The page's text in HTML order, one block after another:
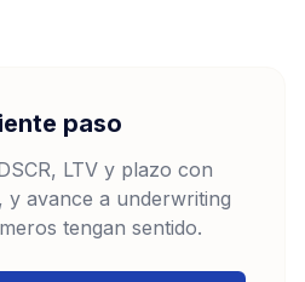
paso
LTV y plazo con
y avance a underwriting
tengan sentido.